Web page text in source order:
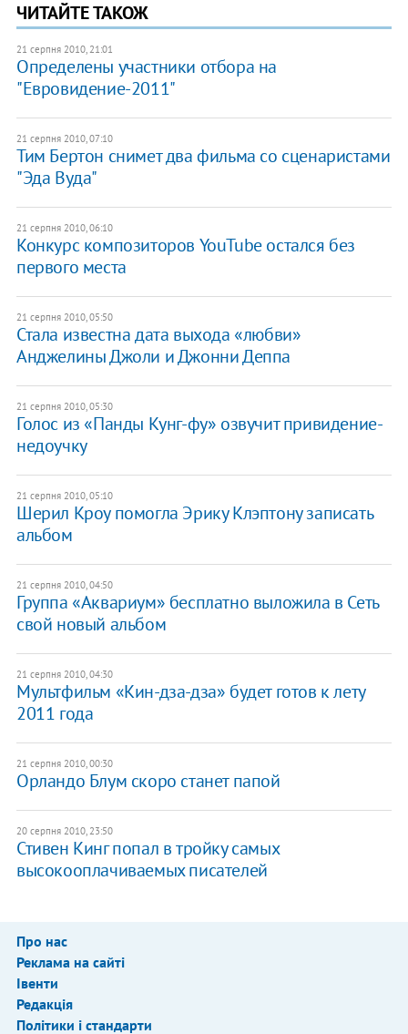
ЧИТАЙТЕ ТАКОЖ
21 серпня 2010, 21:01
Определены участники отбора на
"Евровидение-2011"
21 серпня 2010, 07:10
Тим Бертон снимет два фильма со сценаристами
"Эда Вуда"
21 серпня 2010, 06:10
Конкурс композиторов YouTube остался без
первого места
21 серпня 2010, 05:50
Стала известна дата выхода «любви»
Анджелины Джоли и Джонни Деппа
21 серпня 2010, 05:30
Голос из «Панды Кунг-фу» озвучит привидение-
недоучку
21 серпня 2010, 05:10
Шерил Кроу помогла Эрику Клэптону записать
альбом
21 серпня 2010, 04:50
Группа «Аквариум» бесплатно выложила в Сеть
свой новый альбом
21 серпня 2010, 04:30
Мультфильм «Кин-дза-дза» будет готов к лету
2011 года
21 серпня 2010, 00:30
Орландо Блум скоро станет папой
20 серпня 2010, 23:50
Стивен Кинг попал в тройку самых
высокооплачиваемых писателей
Про нас
Реклама на сайті
Івенти
Редакція
Політики і стандарти